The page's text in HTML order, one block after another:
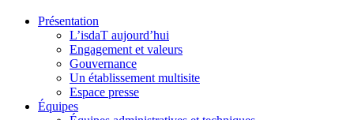
Présentation
L’isdaT aujourd’hui
Engagement et valeurs
Gouvernance
Un établissement multisite
Espace presse
Équipes